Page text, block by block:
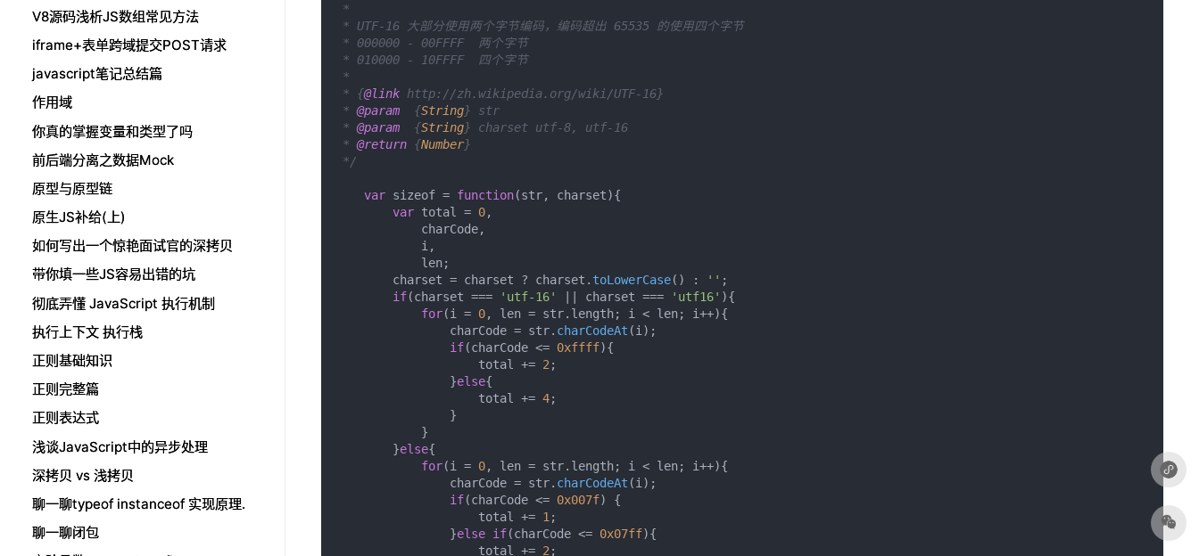
*
* UTF-16 大部分使用两个字节编码，编码超出 65535 的使用四个字节
* 000000 - 00FFFF  两个字节
* 010000 - 10FFFF  四个字节
*
* {@link http://zh.wikipedia.org/wiki/UTF-16}
* @param
  {
String} str
* @param
  {
String} charset utf-8, utf-16
* @return {Number}
*/
var sizeof = function(str, charset){
var total = 0,
            charCode,
            i,
            len;
        charset = charset ? charset.
toLowerCase() : '' ;
if(charset === 'utf-16' || charset === 'utf16' ){
for(i = 0, len = str. length; i < len; i++){
                charCode = str.
charCodeAt (i);
if(charCode <= 0xffff){
                    total +=
2 ;
                }
else{
                    total +=
4;
                }
            }
        }
else{
for(i = 0, len = str. length; i < len; i++){
                charCode = str.
charCodeAt (i);
if(charCode <= 0x007f) {
                    total +=
1 ;
                }
else if(charCode <= 0x07ff){
                    total +=
2 ;
V8源码浅析JS数组常见方法
iframe+表单跨域提交POST请求
javascript笔记总结篇
作用域
你真的掌握变量和类型了吗
前后端分离之数据Mock
原型与原型链
原生JS补给(上)
如何写出一个惊艳面试官的深拷贝
带你填一些JS容易出错的坑
彻底弄懂 JavaScript 执行机制
执行上下文 执行栈
正则基础知识
正则完整篇
正则表达式
浅谈JavaScript中的异步处理
深拷贝 vs 浅拷贝
聊一聊typeof instanceof 实现原理.
聊一聊闭包
V8源码浅析JS数组常见方法
iframe+表单跨域提交POST请求
javascript笔记总结篇
作用域
你真的掌握变量和类型了吗
前后端分离之数据Mock
原型与原型链
原生JS补给(上)
如何写出一个惊艳面试官的深拷贝
带你填一些JS容易出错的坑
彻底弄懂 JavaScript 执行机制
执行上下文 执行栈
正则基础知识
正则完整篇
正则表达式
浅谈JavaScript中的异步处理
深拷贝 vs 浅拷贝
聊一聊typeof instanceof 实现原理.
聊一聊闭包